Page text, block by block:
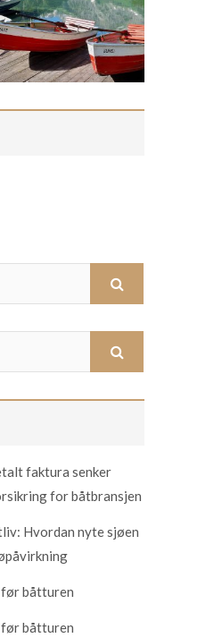
faktura senker
for båtbransjen
Hvordan nyte sjøen
før båtturen
før båtturen